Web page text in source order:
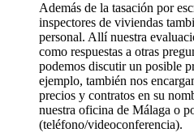
Además de la tasación por
inspectores de viviendas
personal. Allí nuestra
como respuestas a otras
podemos discutir un posible
ejemplo, también nos
precios y contratos en su
nuestra oficina de Málaga o
(teléfono/videoconferencia).